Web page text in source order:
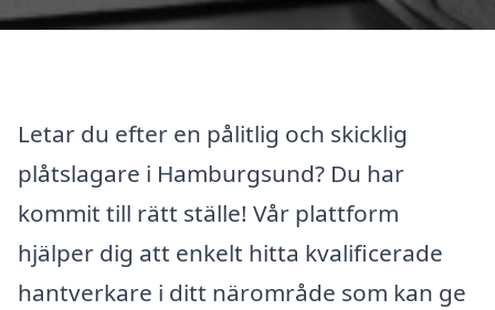
Letar du efter en pålitlig och skicklig
plåtslagare i Hamburgsund? Du har
kommit till rätt ställe! Vår plattform
hjälper dig att enkelt hitta kvalificerade
hantverkare i ditt närområde som kan ge